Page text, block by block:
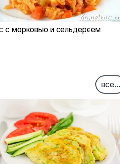
с морковью и сельдереем
все...